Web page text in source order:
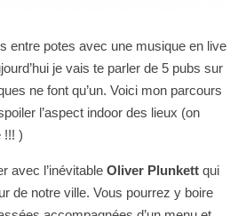
entre potes avec une musique en live
je vais te parler de 5 pubs sur
ne font qu’un. Voici mon parcours
l’aspect indoor des lieux (on
!!! )
avec l’inévitable Oliver Plunkett qui
de notre ville. Vous pourrez y boire